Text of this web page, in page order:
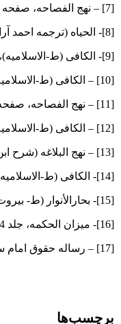
[7] – نهج الفصاحه، صفحه 632، حدیث 2255
[8]- الحیاه (ترجمه احمد آرام)، جلد 2، صفحه 585
[9]- الکافی (ط-الاسلامیه)، جلد 2، صفحه 298، حدیث 4
[10] – الکافی (ط-الاسلامیه)، جلد 3، صفحه 253، حدیث 10
[11] – نهج الفصاحه، صفحه 727، حدیث 2771
[12] – الکافی (ط-الاسلامیه)، جلد 1، صفحه 407، حدیث 8
[13] – نهج البلاغه (شرح ابن ابی الحدید)، جلد 17، صفحه 76
[14]- الکافی (ط-الاسلامیه)، جلد 1، صفحه 411، حدیث 3
[15]- بحارالأنوار (ط- بیروت)، جلد ‏32، صفحه 416، حدیث 376
[16]- میزان الحکمه، جلد 14، حدیث 21185
[17] – رساله حقوق امام سجاد (ع)
برچسب‌ها